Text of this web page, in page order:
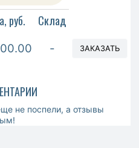
руб. Склад
- ЗАКАЗАТЬ
не поспели, а отзывы